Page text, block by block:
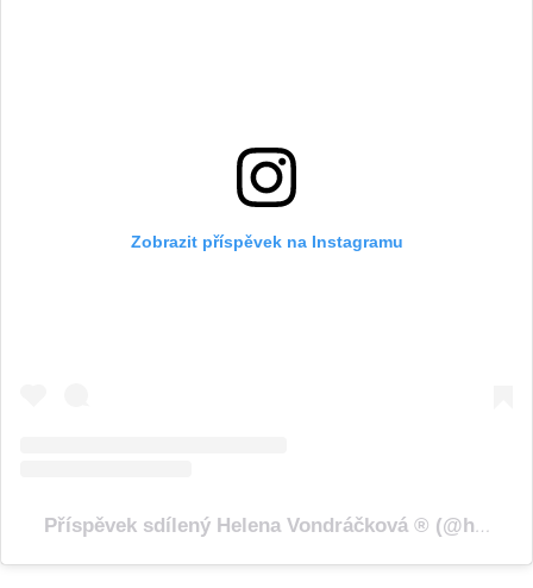
Zobrazit příspěvek na Instagramu
Příspěvek sdílený Helena Vondráčková ® (@helenavondrackovacz)